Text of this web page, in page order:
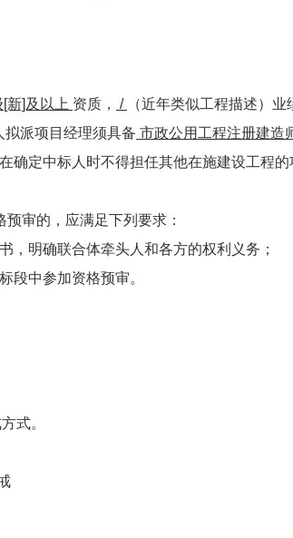
新]及以上 资质， /
（近年类似工程描述）业
派项目经理须具备 市政公用工程注册建造
确定中标人时不得担任其他在施建设工程的
审的，应满足下列要求：
，明确联合体牵头人和各方的权利义务；
段中参加资格预审。
式。